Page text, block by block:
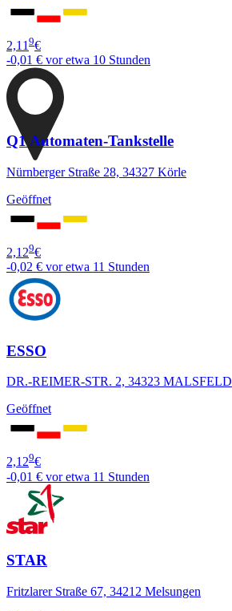
2,11 9€
-0,01 € vor etwa 10 Stunden
Q1 Automaten-Tankstelle
Nürnberger Straße 28, 34327 Körle
Geöffnet
2,129€
-0,02 € vor etwa 11 Stunden
ESSO
DR.-REIMER-STR. 2, 34323 MALSFELD
Geöffnet
2,129€
-0,01 € vor etwa 11 Stunden
STAR
Fritzlarer Straße 67, 34212 Melsungen